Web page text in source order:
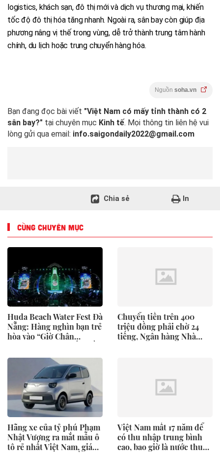
logistics, khách sạn, đô thị mới và dịch vụ thương mại, khiến
tốc độ đô thị hóa tăng nhanh. Ngoài ra, sân bay còn giúp địa
phương nâng vị thế trong vùng, dễ trở thành trung tâm hành
chính, du lịch hoặc trung chuyển hàng hóa.
Nguồn soha.vn
Bạn đang đọc bài viết "Việt Nam có mấy tỉnh thành có 2
sân bay?" tại chuyên mục Kinh tế. Mọi thông tin liên hệ vui
lòng gửi qua email: info.saigondaily2022@gmail.com
Chia sẻ In
CÙNG CHUYÊN MỤC
Huda Beach Water Fest Đà
Nẵng: Hàng nghìn bạn trẻ
hòa vào “Giờ Chân
Trung
Chuyển tiền trên 400
triệu đồng phải chờ 24
tiếng, Ngân hàng Nhà
Hãng xe của tỷ phú Phạm
Nhật Vượng ra mắt mẫu ô
tô rẻ nhất Việt Nam, giá
Việt Nam mất 17 năm để
có thu nhập trung bình
cao, bao giờ là nước thu